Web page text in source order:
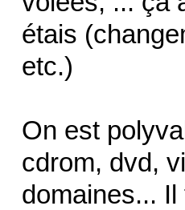
étais
etc.)
On est
cdrom, dvd,
domaines...